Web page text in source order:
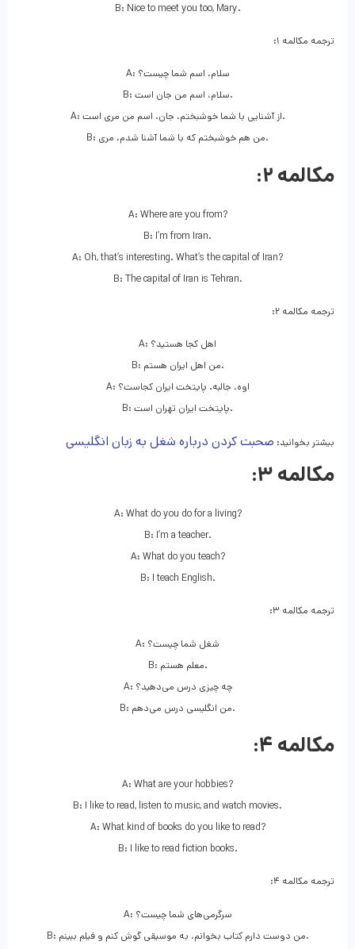
B: Nice to meet you too, Mary.
ترجمه مکالمه ۱:
A: سلام، اسم شما چیست؟
B: سلام، اسم من جان است.
A: از آشنایی با شما خوشبختم، جان. اسم من مری است.
B: من هم خوشبختم که با شما آشنا شدم، مری.
مکالمه ۲:
A: Where are you from?
B: I’m from Iran.
A: Oh, that’s interesting. What’s the capital of Iran?
B: The capital of Iran is Tehran.
ترجمه مکالمه ۲:
A: اهل کجا هستید؟
B: من اهل ایران هستم.
A: اوه، جالبه. پایتخت ایران کجاست؟
B: پایتخت ایران تهران است.
بیشتر بخوانید: صحبت کردن درباره شغل به زبان انگلیسی
مکالمه ۳:
A: What do you do for a living?
B: I’m a teacher.
A: What do you teach?
B: I teach English.
ترجمه مکالمه ۳:
A: شغل شما چیست؟
B: معلم هستم.
A: چه چیزی درس می‌دهید؟
B: من انگلیسی درس می‌دهم.
مکالمه ۴:
A: What are your hobbies?
B: I like to read, listen to music, and watch movies.
A: What kind of books do you like to read?
B: I like to read fiction books.
ترجمه مکالمه ۴:
A: سرگرمی‌های شما چیست؟
B: من دوست دارم کتاب بخوانم، به موسیقی گوش کنم و فیلم ببینم.